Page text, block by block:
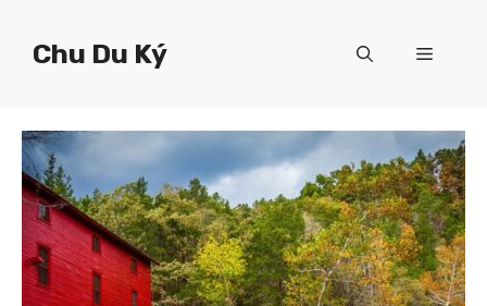
Chu Du Ký Menu